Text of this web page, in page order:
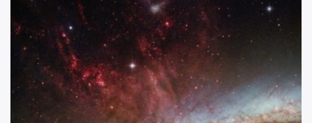
(click
to
switch
to
dark)